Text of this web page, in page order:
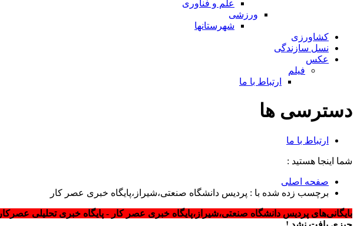
علم و فناوری
ورزشی
شهرستانها
کشاورزی
نسل سازندگی
عکس
فیلم
ارتباط با ما
دسترسی ها
ارتباط با ما
شما اینجا هستید :
صفحه اصلی
برچسب زده شده با : پردیس دانشگاه صنعتی،شیراز،پایگاه خبری عصر کار
بایگانی‌های پردیس دانشگاه صنعتی،شیراز،پایگاه خبری عصر کار - پایگاه خبری تحلیلی عصرکار